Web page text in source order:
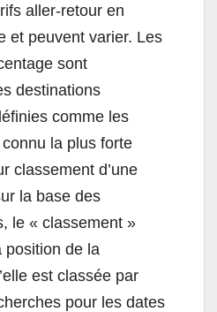
aller-retour en
et peuvent varier. Les
sont
destinations
comme les
la plus forte
classement d’une
la base des
le « classement »
position de la
est classée par
pour les dates